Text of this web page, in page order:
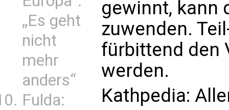
„Es geht
nicht
mehr
anders“
Fulda:
gewinnt, kann
zuwenden.
fürbittend den
werden.
Kathpedia: